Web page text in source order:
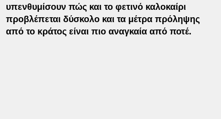
υπενθυμίσουν πώς και το φετινό καλοκαίρι
προβλέπεται δύσκολο και τα μέτρα πρόληψης
από το κράτος είναι πιο αναγκαία από ποτέ.